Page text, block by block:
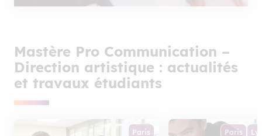
Mastère Pro Communication –
Direction artistique : actualités
et travaux étudiants
Paris Paris